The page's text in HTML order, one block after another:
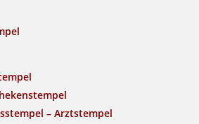
– Arztstempel